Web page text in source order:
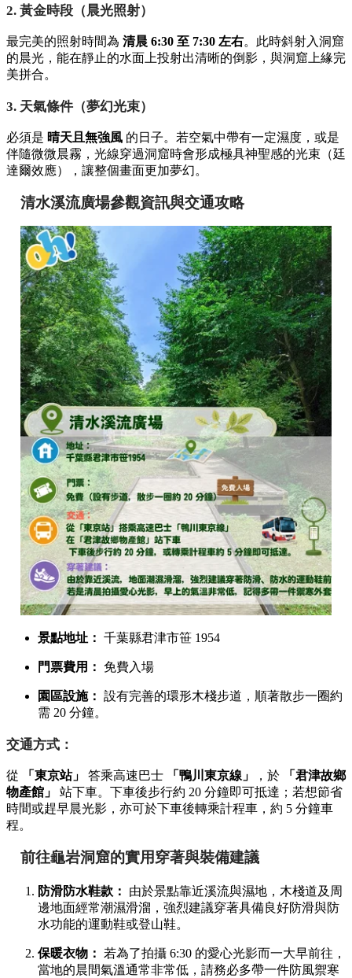
2. 黃金時段（晨光照射）
最完美的照射時間為 清晨 6:30 至 7:30 左右。此時斜射入洞窟
的晨光，能在靜止的水面上投射出清晰的倒影，與洞窟上緣完
美拼合。
3. 天氣條件（夢幻光束）
必須是 晴天且無強風 的日子。若空氣中帶有一定濕度，或是
伴隨微微晨霧，光線穿過洞窟時會形成極具神聖感的光束（廷
達爾效應），讓整個畫面更加夢幻。
清水溪流廣場參觀資訊與交通攻略
景點地址： 千葉縣君津市笹 1954
門票費用： 免費入場
園區設施： 設有完善的環形木棧步道，順著散步一圈約
需 20 分鐘。
交通方式：
從 「東京站」 答乘高速巴士 「鴨川東京線」 ，於
「君津故鄉
物產館」
站下車。下車後步行約 20 分鐘即可抵達；若想節省
時間或趕早晨光影，亦可於下車後轉乘計程車，約 5 分鐘車
程。
前往龜岩洞窟的實用穿著與裝備建議
防滑防水鞋款：
由於景點靠近溪流與濕地，木棧道及周
邊地面經常潮濕滑溜，強烈建議穿著具備良好防滑與防
水功能的運動鞋或登山鞋。
保暖衣物： 若為了拍攝 6:30 的愛心光影而一大早前往，
當地的晨間氣溫通常非常低，請務必多帶一件防風禦寒